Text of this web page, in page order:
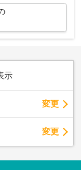
示
変更
変更